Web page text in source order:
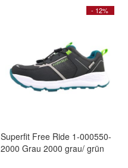
- 12%
Superfit Free Ride 1-000550-
2000 Grau 2000 grau/ grün